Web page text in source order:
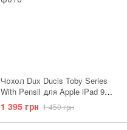
Чохол Dux Ducis Toby Series
With Pensil для Apple iPad 9
(2021) / iPad 8 (2020) / iPad 7
(2019) 10,2" Pink
1 395 грн 1 450 грн